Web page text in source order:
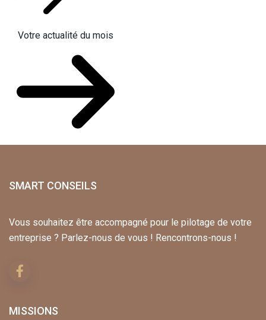
Votre actualité du mois
SMART CONSEILS
Vous souhaitez être accompagné pour le pilotage de votre
entreprise ? Parlez-nous de vous ! Rencontrons-nous !
MISSIONS